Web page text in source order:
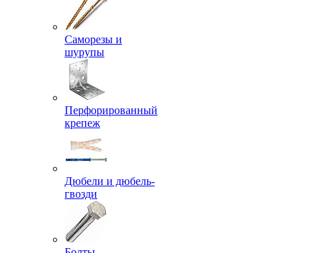
Саморезы и
шурупы
Перфорированный
крепеж
Дюбели и дюбель-
гвозди